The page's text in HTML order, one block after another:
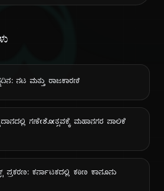
ನಟ ಮತ್ತು ರಾಜಕಾರಣಿ
ಗಣೇಶೋತ್ಸವಕ್ಕೆ ಮಹಾನಗರ ಪಾಲಿಕೆ
ಪ್ರಕರಣ: ಕರ್ನಾಟಕದಲ್ಲಿ ಕಠಿಣ ಕಾನೂನು